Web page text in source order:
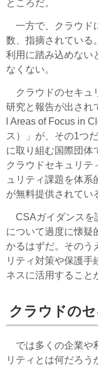
ところだ。
一方で、クラウド
数、指摘されている
利用に踏み込めない
なくない。
クラウドのセキュ
研究と報告が出され
l Areas of Focus in
ス）」が、その1つ
に取り組む国際団体
クラウドセキュリテ
ュリティ課題を体系
が無料提供されてい
CSAガイダンスを
について過度に懐疑
かるはずだ。そのう
リティ対策や保護手
ネスに活用すること
クラウドの
では多くの企業や
リティとは何だろう